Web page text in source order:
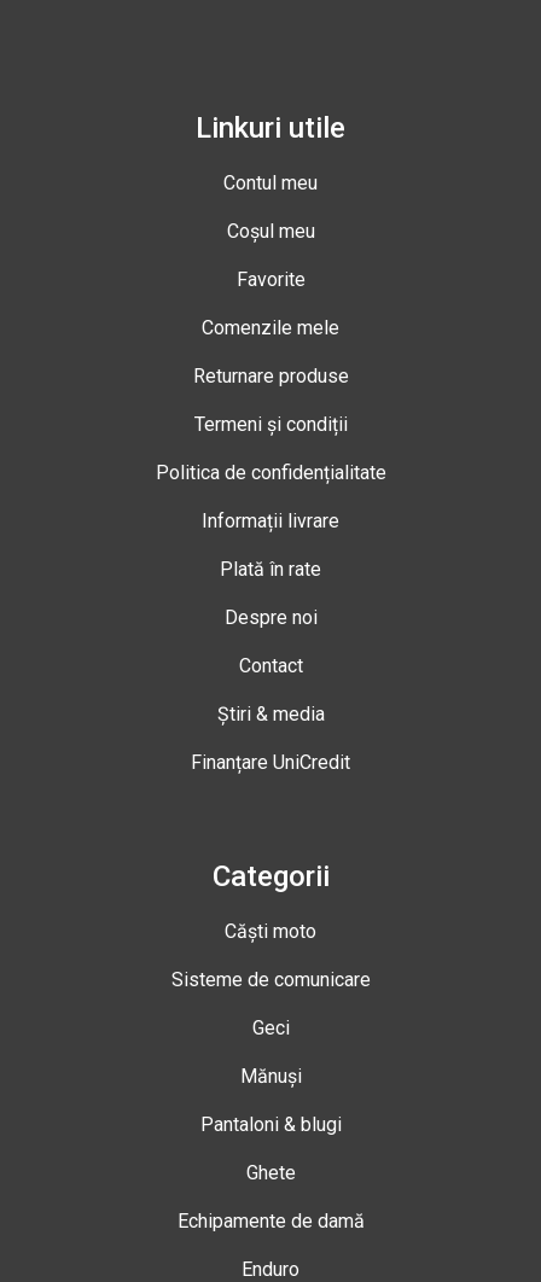
Linkuri utile
Contul meu
Coșul meu
Favorite
Comenzile mele
Returnare produse
Termeni și condiții
Politica de confidențialitate
Informații livrare
Plată în rate
Despre noi
Contact
Știri & media
Finanțare UniCredit
Categorii
Căști moto
Sisteme de comunicare
Geci
Mănuși
Pantaloni & blugi
Ghete
Echipamente de damă
Enduro